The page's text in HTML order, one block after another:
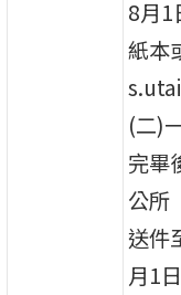
8月1
紙本
(二)
完畢
公所
送件
月1